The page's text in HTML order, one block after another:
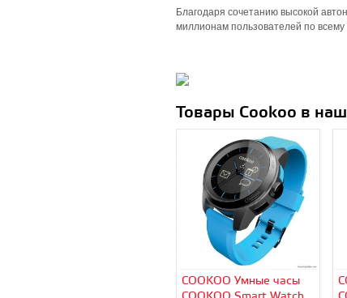
Благодаря сочетанию высокой
миллионам пользователей по всему
Товары Cookoo в
COOKOO Умные часы